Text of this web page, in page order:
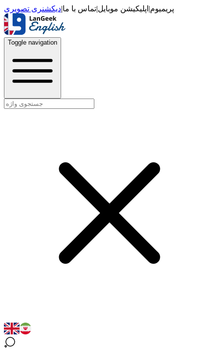
پریمیوم| اپلیکیشن موبایل|تماس با ما|دیکشنری تصویری
Toggle navigation